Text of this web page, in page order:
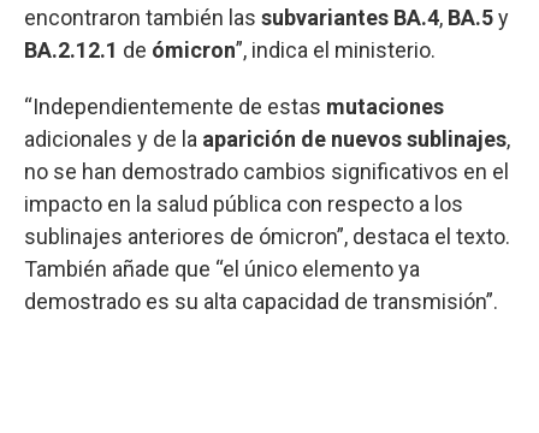
encontraron también las subvariantes BA.4, BA.5y
BA.2.12.1 de ómicron”, indica el ministerio.
“Independientemente de estas mutaciones
adicionales y de la aparición de nuevos sublinajes,
no se han demostrado cambios significativos en el
impacto en la salud pública con respecto a los
sublinajes anteriores de ómicron”, destaca el texto.
También añade que “el único elemento ya
demostrado es su alta capacidad de transmisión”.